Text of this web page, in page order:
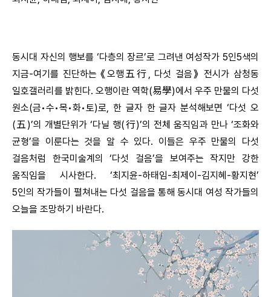
동시대 자신의 행보를 ‘다층의 장르’로 그려낸 여성작가 5인5색의
지금-여기를 진단하는 《오행五行, 다섯 걸음》 전시가 삼청동
일호갤러리를 밝힌다. 오행이란 역학(易學)에서 우주 만물의 다섯
원소(금•수•목•화•토)로, 한 글자 한 글자 분석해보면 ‘다섯 오
(五)’의 개별단위가 ‘다닐 행(行)’의 전체 움직임과 만나 ‘조화와
균형’을 이룬다는 것을 알 수 있다. 이들은 우주 만물의 다섯
걸음처럼 한국미술계의 ‘다섯 걸음’을 보여주는 작지만 강한
움직임을 시사한다. ‘최지윤-하태임-최제이-김지혜-황지현’
5인의 작가들이 펼쳐내는 다섯 걸음을 통해 동시대 여성 작가들의
오늘을 조망하기 바란다.